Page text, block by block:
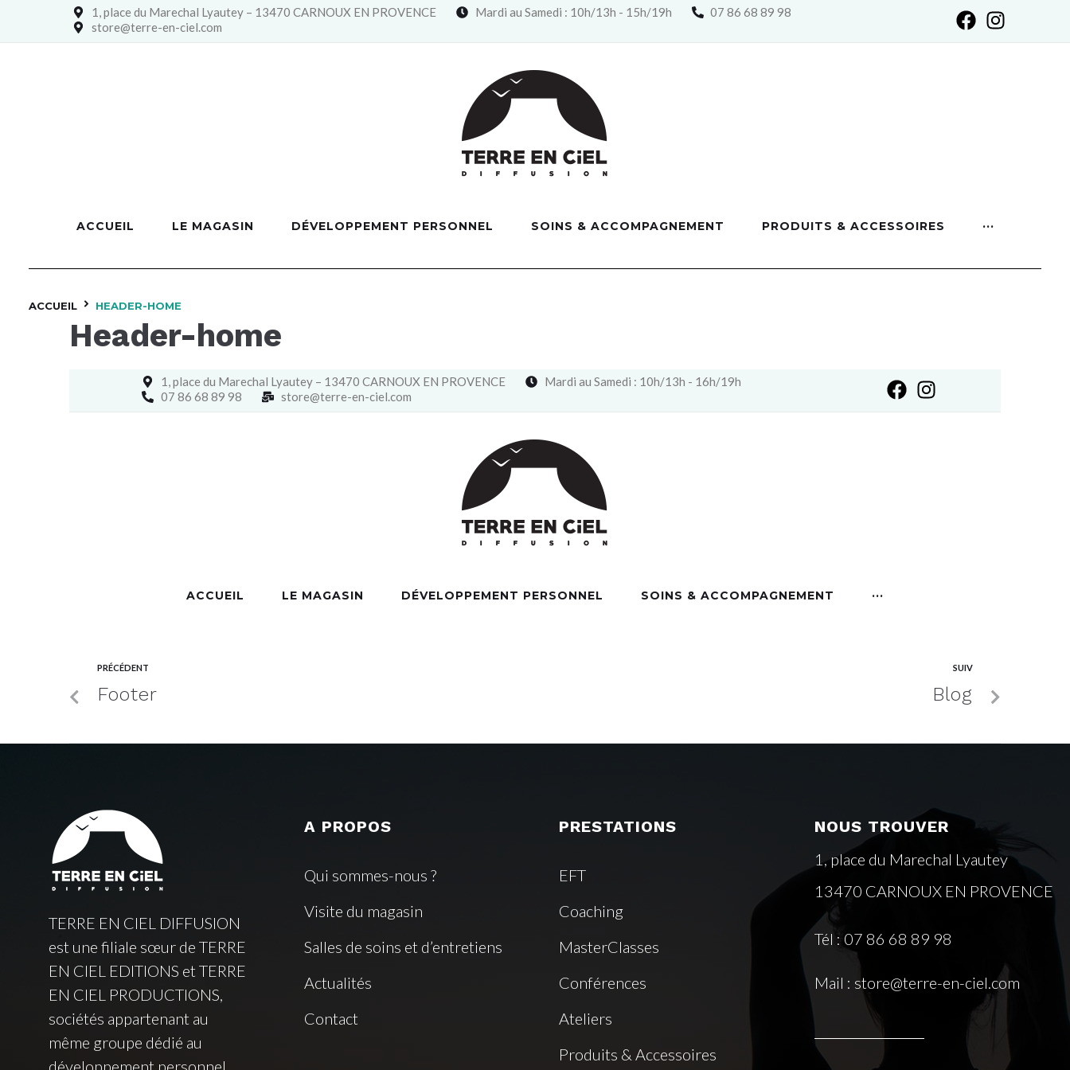
1, place du Marechal Lyautey – 13470 CARNOUX EN PROVENCE Mardi au Samedi : 10h/13h - 15h/19h
07 86 68 89 98
store@terre-en-ciel.com
ACCUEIL LE MAGASIN DÉVELOPPEMENT PERSONNEL SOINS & ACCOMPAGNEMENT PRODUITS & ACCESSOIRES ···
ACCUEIL HEADER-HOME
Header-home
1, place du Marechal Lyautey – 13470 CARNOUX EN PROVENCE
Mardi au Samedi : 10h/13h - 16h/19h
07 86 68 89 98
store@terre-en-ciel.com
ACCUEIL LE MAGASIN DÉVELOPPEMENT PERSONNEL SOINS & ACCOMPAGNEMENT ···
PRÉCÉDENT
Footer
SUIV
Blog
TERRE EN CIEL DIFFUSION
est une filiale sœur de TERRE
EN CIEL EDITIONS et TERRE
EN CIEL PRODUCTIONS,
sociétés appartenant au
même groupe dédié au
développement personnel.
A PROPOS
Qui sommes-nous ?
Visite du magasin
Salles de soins et d’entretiens
Actualités
Contact
PRESTATIONS
EFT
Coaching
MasterClasses
Conférences
Ateliers
Produits & Accessoires
NOUS TROUVER
1, place du Marechal Lyautey
13470 CARNOUX EN PROVENCE
Tél : 07 86 68 89 98
Mail : store@terre-en-ciel.com